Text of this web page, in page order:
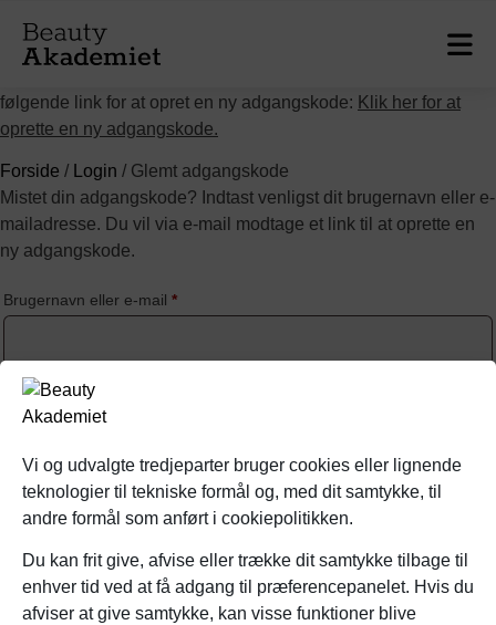
Vi og udvalgte tredjeparter bruger cookies eller lignende
teknologier til tekniske formål og, med dit samtykke, til
andre formål som anført i cookiepolitikken.
Du kan frit give, afvise eller trække dit samtykke tilbage til
enhver tid ved at få adgang til præferencepanelet. Hvis du
afviser at give samtykke, kan visse funktioner blive
Forhandler konto
Vær opmærksom på at vi har fået ny webshop og at du derfor
følgende link for at opret en ny adgangskode: Klik her for at
oprette en ny adgangskode.
Forside / Login / Glemt adgangskode
Mistet din adgangskode? Indtast venligst dit brugernavn eller e-
mailadresse. Du vil via e-mail modtage et link til at oprette en
ny adgangskode.
Brugernavn eller e-mail *
Nulstil adgangskode
Vi er blandt Danmarks førende distributører af professionelle
skønhedsprodukter og arbejder målrettet på at udbrede
kendskabet til de bedste og mest effektive hudplejemetoder og
nicheprodukter.